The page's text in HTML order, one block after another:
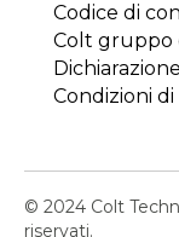
Codice di
Colt gruppo
Condizioni
© 2024 Colt
riservati.